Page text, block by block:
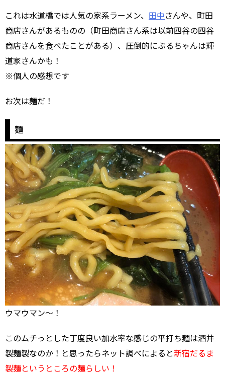
これは水道橋では人気の家系ラーメン、 田中さんや、町田
商店さんがあるものの（町田商店さん系は以前四谷の四谷
商店さんを食べたことがある）、圧倒的にぶるちゃんは輝
道家さんかも！
※個人の感想です
お次は麺だ！
麺
ウマウマン～！
このムチっとした丁度良い加水率な感じの平打ち麺は酒井
製麺製なのか！と思ったらネット調べによると新宿だるま
製麺というところの麺らしい！